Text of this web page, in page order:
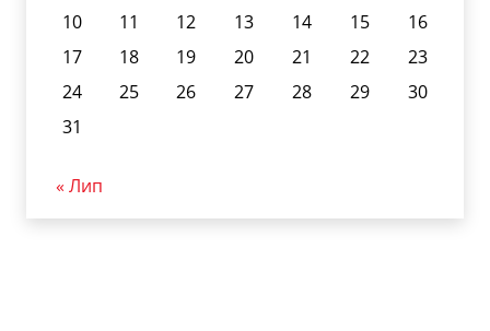
10
11 12 13 14 15
16
17
18 19 20 21 22
23
24
25 26 27 28 29
30
31
« Лип